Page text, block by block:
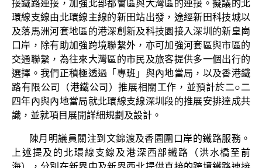
接鐵路連接，加強北部都會區與大灣區的連接。擬議的北
環線支線由北環線主線的新田站出發，途經新田科技城以
及落馬洲河套地區的港深創新及科技園接入深圳的新皇崗
口岸，除有助加強跨境聯繫外，亦可加強河套區與市區的
交通聯繫，為往來大灣區的市民及旅客提供多一個出行的
選擇。我們正積極透過「專班」與內地當局，以及香港鐵
路有限公司（港鐵公司）推展相關工作，並預計於二○二
四年內與內地當局就北環線支線深圳段的推展安排達成共
識，並就項目展開詳細規劃及設計。
陳月明議員關注到文錦渡及香園圍口岸的鐵路服務。
上述提及的北環線支線及港深西部鐵路（洪水橋至前